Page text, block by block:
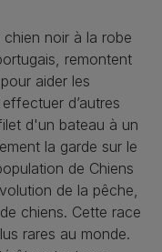
noir à la robe
remontent
aider les
d’autres
d'un bateau à un
la garde sur le
de Chiens
de la pêche,
chiens. Cette race
rares au monde.